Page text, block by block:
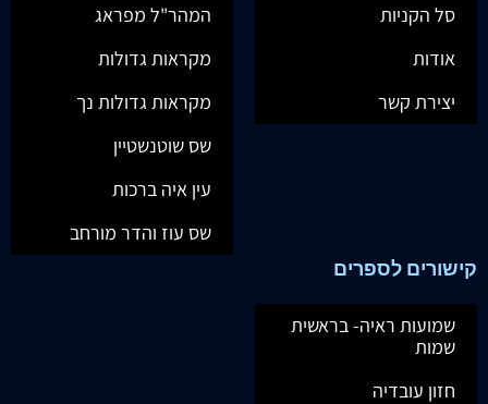
סל הקניות
אודות
יצירת קשר
המהר"ל מפראג
מקראות גדולות
מקראות גדולות נך
שס שוטנשטיין
עין איה ברכות
שס עוז והדר מורחב
קישורים לספרים
שמועות ראיה- בראשית
שמות
חזון עובדיה